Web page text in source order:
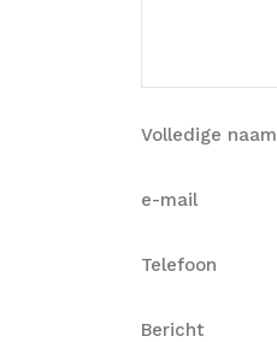
Volledige naam
e-mail
Telefoon
Bericht